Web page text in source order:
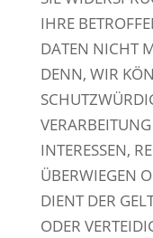
IHRE
DATEN NICHT
DENN, WIR
INTERESSEN,
ÜBERWIEGEN
DIENT DER
ODER